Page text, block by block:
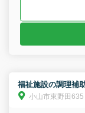
福祉施設の調理補
小山市東野田635